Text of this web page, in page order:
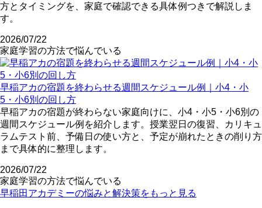
方とタイミングを、家庭で確認できる具体例つきで解説しま
す。
2026/07/22
家庭学習の方法で悩んでいる
早稲アカの宿題を終わらせる週間スケジュール例｜小4・小
5・小6別の回し方
早稲アカの宿題が終わらない家庭向けに、小4・小5・小6別の
週間スケジュール例を紹介します。授業翌日の復習、カリキュ
ラムテスト前、予備日の使い方と、予定が崩れたときの削り方
まで具体的に整理します。
2026/07/22
家庭学習の方法で悩んでいる
早稲田アカデミーの悩みと解決策をもっと見る